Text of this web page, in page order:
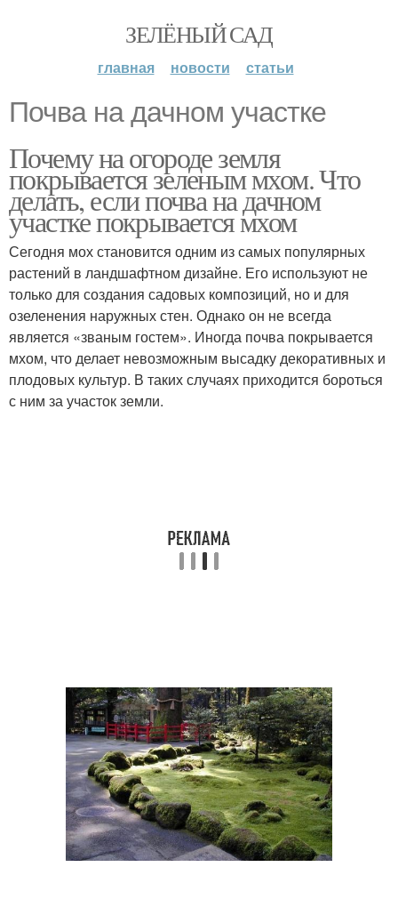
ЗЕЛЁНЫЙ САД
главная новости статьи
Почва на дачном участке
Почему на огороде земля
покрывается зеленым мхом. Что
делать, если почва на дачном
участке покрывается мхом
Сегодня мох становится одним из самых популярных
растений в ландшафтном дизайне. Его используют не
только для создания садовых композиций, но и для
озеленения наружных стен. Однако он не всегда
является «званым гостем». Иногда почва покрывается
мхом, что делает невозможным высадку декоративных и
плодовых культур. В таких случаях приходится бороться
с ним за участок земли.